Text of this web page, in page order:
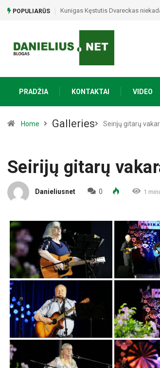
POPULIARŪS Alytaus apskrities įvykių
PRADŽIA KONTAKTAI VIDEO
Home Galleries Seirijų gitarų
Seirijų gitarų
Danieliusnet 0 1